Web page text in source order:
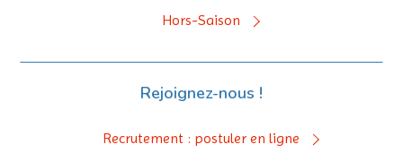
Hors-Saison
Rejoignez-nous !
Recrutement : postuler en ligne